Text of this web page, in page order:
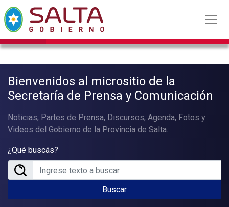
Bienvenidos al micrositio de la
Secretaría de Prensa y Comunicación
Noticias, Partes de Prensa, Discursos, Agenda, Fotos y
Videos del Gobierno de la Provincia de Salta.
¿Qué buscás?
Buscar